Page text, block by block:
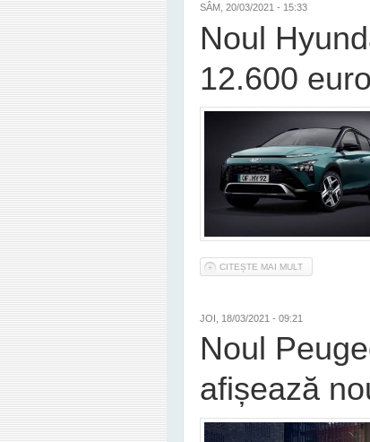
SÂM, 20/03/2021 - 15:33
Noul
12.600
CITEȘTE MAI MULT
JOI, 18/03/2021 - 09:21
Noul
afișează